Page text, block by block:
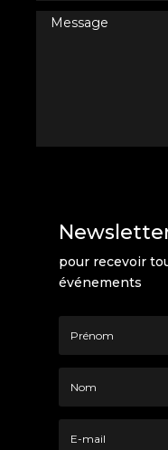
pour recevoir
événements